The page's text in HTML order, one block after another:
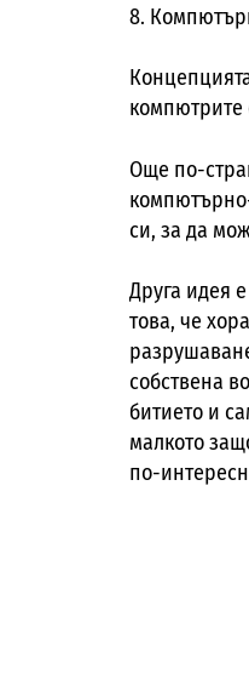
8.
компютрите
Още по-
си, за да
Друга идея
това, че
собствена
битието и
малкото
по-